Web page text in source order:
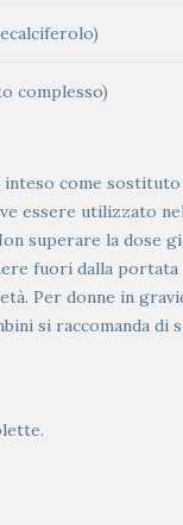
complesso)
come sostituto
essere utilizzato
superare la dose
fuori dalla portata
Per donne in
si raccomanda di